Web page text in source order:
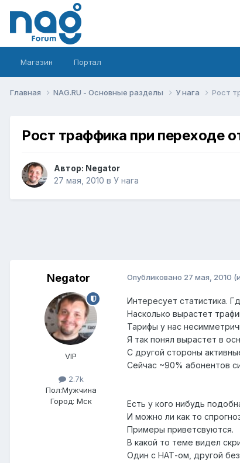
Магазин Портал
Главная NAG.RU - Основные разделы У нага Рост
Рост траффика при переходе
Автор: Negator
27 мая, 2010 в У нага
Negator
VIP
2.7k
Пол:Мужчина
Город: Мск
Опубликовано 27 мая, 2010
Интересует статистика.
Насколько вырастет
Тарифы у нас
Я так понял вырастет в
С другой стороны
Сейчас ~90% абонентов
Есть у кого нибудь
И можно ли как то
Примеры приветсвуются.
В какой то теме видел
Один с НАТ-ом, другой